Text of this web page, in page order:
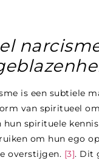
is een subtiele
van spiritueel
hun spirituele
om hun ego
overstijgen. [3]. Dit